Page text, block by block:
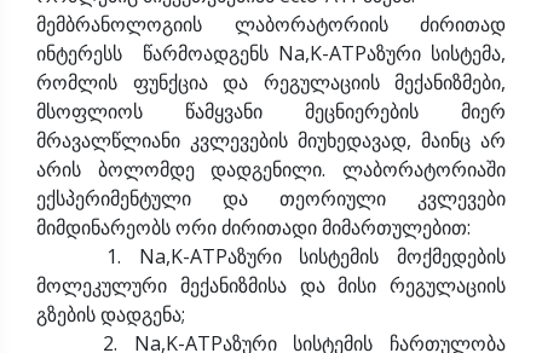
მემბრანოლოგიის ლაბორატორიის ძირითად
ინტერესს წარმოადგენს Na,K-ATPაზური სისტემა,
რომლის ფუნქცია და რეგულაციის მექანიზმები,
მსოფლიოს წამყვანი მეცნიერების მიერ
მრავალწლიანი კვლევების მიუხედავად, მაინც არ
არის ბოლომდე დადგენილი. ლაბორატორიაში
ექსპერიმენტული და თეორიული კვლევები
მიმდინარეობს ორი ძირითადი მიმართულებით:
1. Na,K-ATPაზური სისტემის მოქმედების
მოლეკულური მექანიზმისა და მისი რეგულაციის
გზების დადგენა;
2. Na,K-ATPაზური სისტემის ჩართულობა